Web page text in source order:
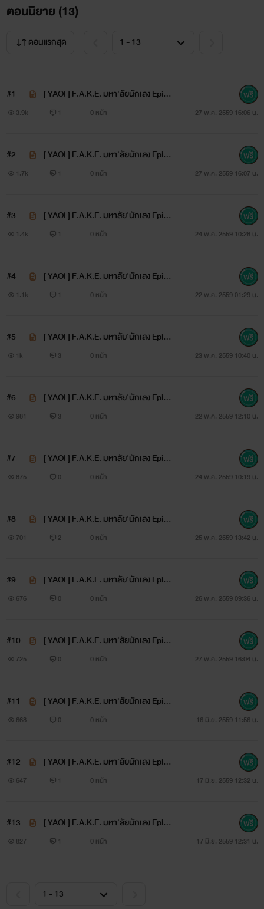
คะ เรื่องนี้คิดว่าจะอัพเร็วหน่อย อ่านเงาแล้วอาจมีผลกระทบต่อกา
รอัพของเรื่อง
1 เม้นต์ , 1 ถูกใจ = กำลังใจนะคะ ขอบคุณค่ะ ><
ตอนนิยาย (13)
ตอนแรกสุด
#1
[ YAOI ] F.A.K.E. มหา'ลัยนักเลง Episo
de 1. Dragon ( Rewrite )
3.9k 1 0 หน้า 27 พ.ค. 2559 16:06 น.
#2
[ YAOI ] F.A.K.E. มหา'ลัยนักเลง Episo
de 2. VIP
1.7k 1 0 หน้า 27 พ.ค. 2559 16:07 น.
#3
[ YAOI ] F.A.K.E. มหาลัย'นักเลง Episo
de 3. The first Victim
1.4k 1 0 หน้า 24 พ.ค. 2559 10:28 น.
#4
[ YAOI ] F.A.K.E. มหาลัย'นักเลง Episo
de 4. That Tattoo
1.1k 1 0 หน้า 22 พ.ค. 2559 01:29 น.
#5
[ YAOI ] F.A.K.E. มหาลัย'นักเลง Episo
de 5. Introduce
1k 3 0 หน้า 23 พ.ค. 2559 10:40 น.
#6
[ YAOI ] F.A.K.E. มหาลัย'นักเลง Episo
de 6. Your friends
981 3 0 หน้า 22 พ.ค. 2559 12:10 น.
#7
[ YAOI ] F.A.K.E. มหาลัย'นักเลง Episo
de 7. Karun
875 0 0 หน้า 24 พ.ค. 2559 10:19 น.
#8
[ YAOI ] F.A.K.E. มหาลัย'นักเลง Episo
de 8. Roman
701 2 0 หน้า 25 พ.ค. 2559 13:42 น.
#9
[ YAOI ] F.A.K.E. มหาลัย'นักเลง Episo
de 9. Roman (2)
676 0 0 หน้า 26 พ.ค. 2559 09:36 น.
#10
[ YAOI ] F.A.K.E. มหา'ลัยนักเลง Episo
de 10. Vacation
725 0 0 หน้า 27 พ.ค. 2559 16:04 น.
#11
[ YAOI ] F.A.K.E. มหา'ลัยนักเลง Episo
de 11. Vacation (2)
668 0 0 หน้า 16 มิ.ย. 2559 11:56 น.
#12
[ YAOI ] F.A.K.E. มหา'ลัยนักเลง Episo
de 12. Voltnet ?!
647 1 0 หน้า 17 มิ.ย. 2559 12:32 น.
#13
[ YAOI ] F.A.K.E. มหา'ลัยนักเลง Episo
de 13. Phuket
827 1 0 หน้า 17 มิ.ย. 2559 12:31 น.